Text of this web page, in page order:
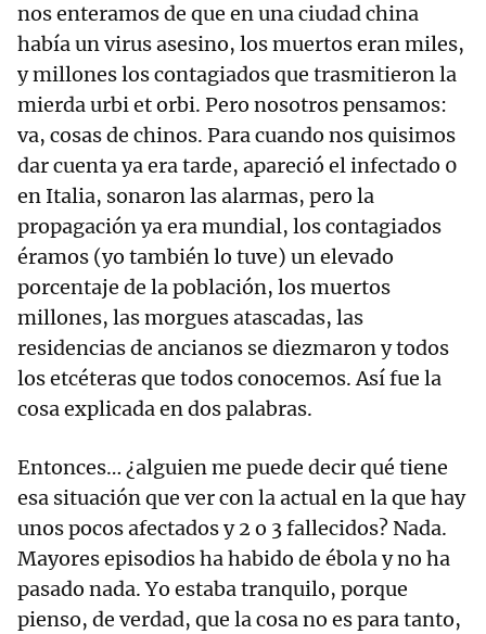
nos enteramos de que en una ciudad china
había un virus asesino, los muertos eran miles,
y millones los contagiados que trasmitieron la
mierda urbi et orbi. Pero nosotros pensamos:
va, cosas de chinos. Para cuando nos quisimos
dar cuenta ya era tarde, apareció el infectado 0
en Italia, sonaron las alarmas, pero la
propagación ya era mundial, los contagiados
éramos (yo también lo tuve) un elevado
porcentaje de la población, los muertos
millones, las morgues atascadas, las
residencias de ancianos se diezmaron y todos
los etcéteras que todos conocemos. Así fue la
cosa explicada en dos palabras.
Entonces… ¿alguien me puede decir qué tiene
esa situación que ver con la actual en la que hay
unos pocos afectados y 2 o 3 fallecidos? Nada.
Mayores episodios ha habido de ébola y no ha
pasado nada. Yo estaba tranquilo, porque
pienso, de verdad, que la cosa no es para tanto,